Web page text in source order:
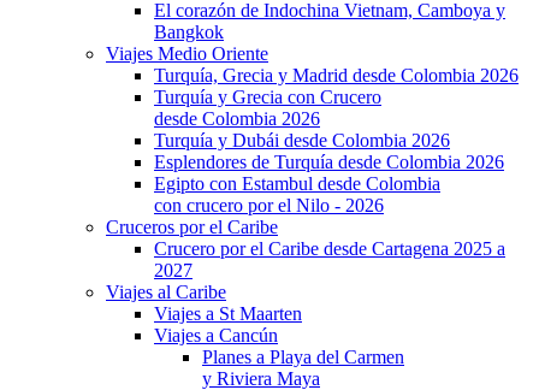
El corazón de Indochina Vietnam, Camboya y
Bangkok
Viajes Medio Oriente
Turquía, Grecia y Madrid desde Colombia 2026
Turquía y Grecia con Crucero
desde Colombia 2026
Turquía y Dubái desde Colombia 2026
Esplendores de Turquía desde Colombia 2026
Egipto con Estambul desde Colombia
con crucero por el Nilo - 2026
Cruceros por el Caribe
Crucero por el Caribe desde Cartagena 2025 a
2027
Viajes al Caribe
Viajes a St Maarten
Viajes a Cancún
Planes a Playa del Carmen
y Riviera Maya